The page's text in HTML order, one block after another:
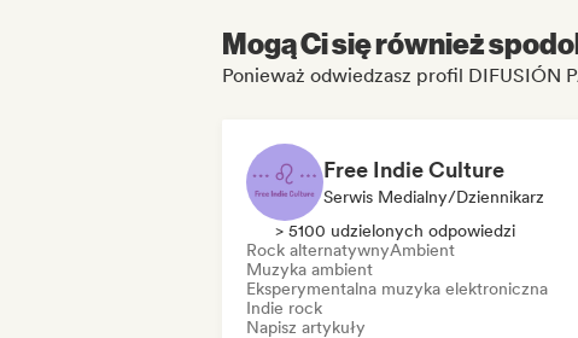
Mogą Ci się również
Ponieważ odwiedzasz profil DIFUSIÓN
Free Indie Culture
Serwis Medialny/Dziennikarz
> 5100 udzielonych odpowiedzi
Rock alternatywnyAmbient
Muzyka ambient
Eksperymentalna muzyka elektroniczna
Indie rock
Napisz artykuły